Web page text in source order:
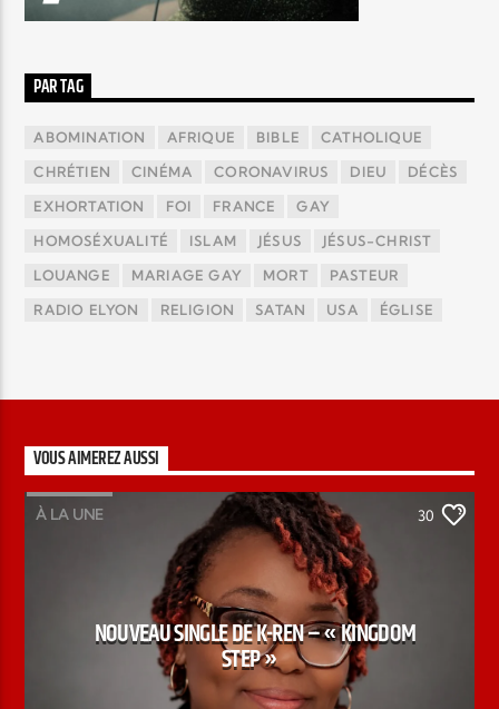
PAR TAG
ABOMINATION AFRIQUE BIBLE CATHOLIQUE
CHRÉTIEN CINÉMA CORONAVIRUS DIEU DÉCÈS
EXHORTATION FOI FRANCE GAY
HOMOSÉXUALITÉ ISLAM JÉSUS JÉSUS-CHRIST
LOUANGE MARIAGE GAY MORT PASTEUR
RADIO ELYON RELIGION SATAN USA ÉGLISE
VOUS AIMEREZ AUSSI
À LA UNE 30
NOUVEAU SINGLE DE K-REN – « KINGDOM
STEP »